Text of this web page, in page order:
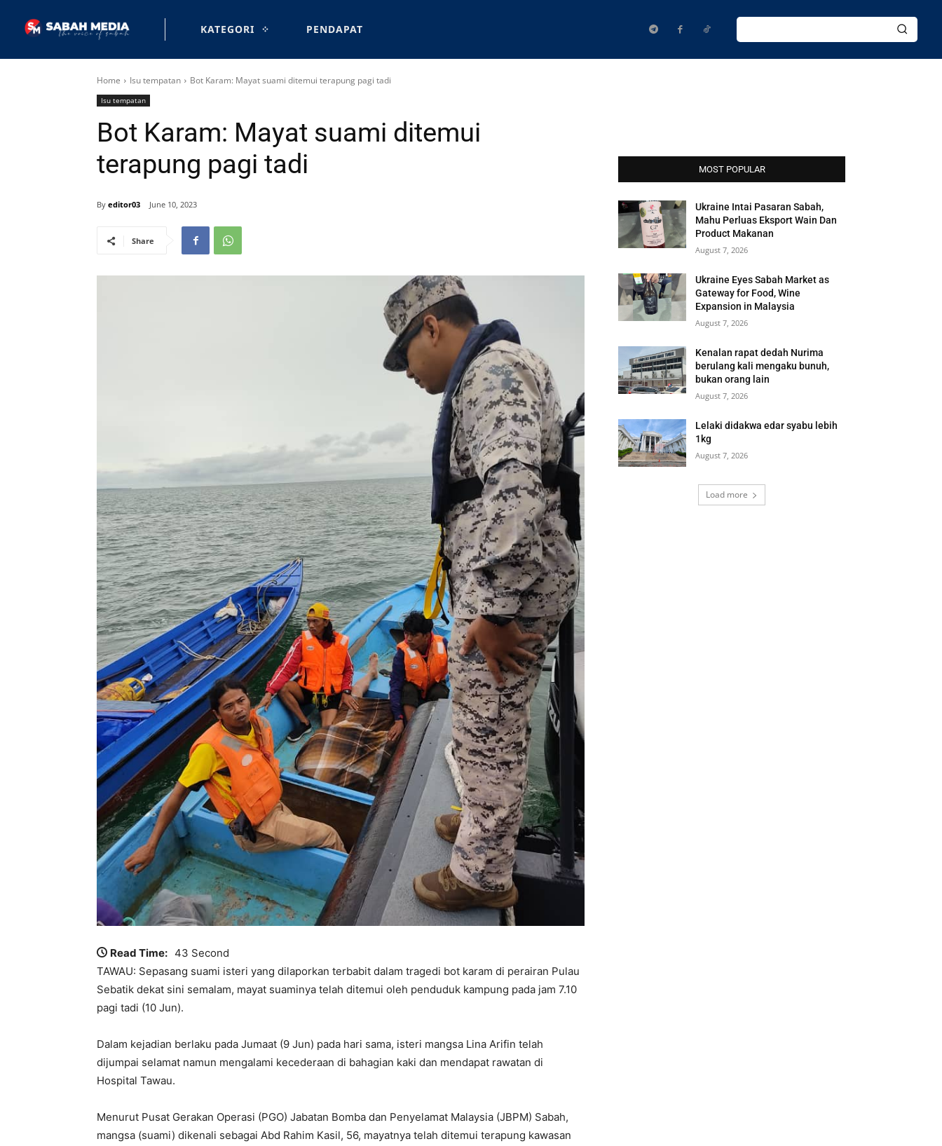
KATEGORI PENDAPAT
Home Isu tempatan Bot Karam: Mayat suami ditemui terapung pagi tadi
Isu tempatan
Bot Karam: Mayat suami ditemui
terapung pagi tadi
By editor03 June 10, 2023
Share
Read Time: 43 Second
TAWAU: Sepasang suami isteri yang dilaporkan terbabit dalam tragedi bot karam di perairan Pulau
Sebatik dekat sini semalam, mayat suaminya telah ditemui oleh penduduk kampung pada jam 7.10
pagi tadi (10 Jun).
Dalam kejadian berlaku pada Jumaat (9 Jun) pada hari sama, isteri mangsa Lina Arifin telah
dijumpai selamat namun mengalami kecederaan di bahagian kaki dan mendapat rawatan di
Hospital Tawau.
Menurut Pusat Gerakan Operasi (PGO) Jabatan Bomba dan Penyelamat Malaysia (JBPM) Sabah,
mangsa (suami) dikenali sebagai Abd Rahim Kasil, 56, mayatnya telah ditemui terapung kawasan
MOST POPULAR
Ukraine Intai Pasaran Sabah,
Mahu Perluas Eksport Wain Dan
Product Makanan
August 7, 2026
Ukraine Eyes Sabah Market as
Gateway for Food, Wine
Expansion in Malaysia
August 7, 2026
Kenalan rapat dedah Nurima
berulang kali mengaku bunuh,
bukan orang lain
August 7, 2026
Lelaki didakwa edar syabu lebih
1kg
August 7, 2026
Load more